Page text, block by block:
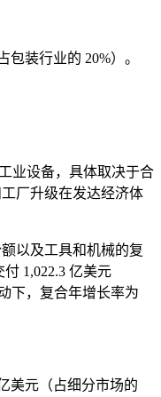
包装行业的 20%）。
业设备，具体取决于合
厂升级在发达经济体
以及工具和机械的复
1,022.3 亿美元
下，复合年增长率为
美元（占细分市场的